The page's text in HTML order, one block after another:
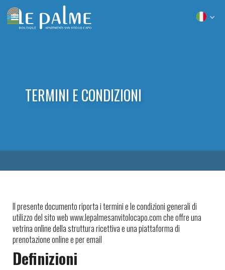
TERMINI E CONDIZIONI
Il presente documento riporta i termini e le condizioni generali di
utilizzo del sito web www.lepalmesanvitolocapo.com che offre una
vetrina online della struttura ricettiva e una piattaforma di
prenotazione online e per email
Definizioni